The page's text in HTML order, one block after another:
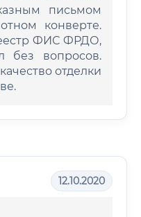
письмом
конверте.
ФИС ФРДО,
без вопросов.
отделки
12.10.2020